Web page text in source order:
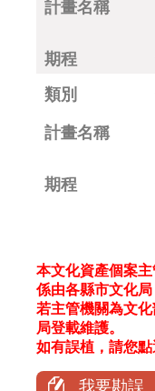
本文化資產個案
係由各縣市文化局
若主管機關為文
局登載維護。
如有誤植，請您點
我要勘誤